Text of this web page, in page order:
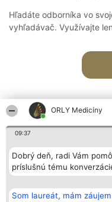
ORLY Medicíny
09:37
Dobrý deň, radi Vám
príslušnú tému
Som laureát, mám
Hľadáte odborníka vo
vyhľadávač. Využívajte
Organizátor hodnotenia
Bright Side Solutions sp. z o.
o. sp. k.
Wrocław 50-079
KRS 0000749100 | Regon